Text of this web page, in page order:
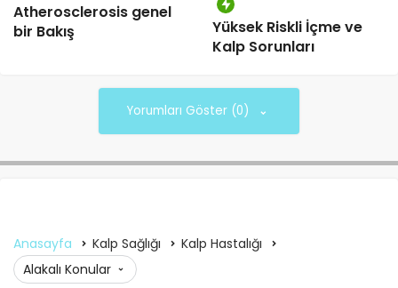
Atherosclerosis genel
bir Bakış
Yüksek Riskli İçme ve
Kalp Sorunları
Yorumları Göster (0)
Anasayfa Kalp Sağlığı
Kalp Hastalığı
Alakalı Konular